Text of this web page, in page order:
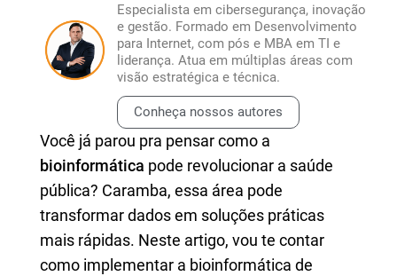
Especialista em cibersegurança, inovação
e gestão. Formado em Desenvolvimento
para Internet, com pós e MBA em TI e
liderança. Atua em múltiplas áreas com
visão estratégica e técnica.
Conheça nossos autores
Você já parou pra pensar como a
bioinformática pode revolucionar a saúde
pública? Caramba, essa área pode
transformar dados em soluções práticas
mais rápidas. Neste artigo, vou te contar
como implementar a bioinformática de